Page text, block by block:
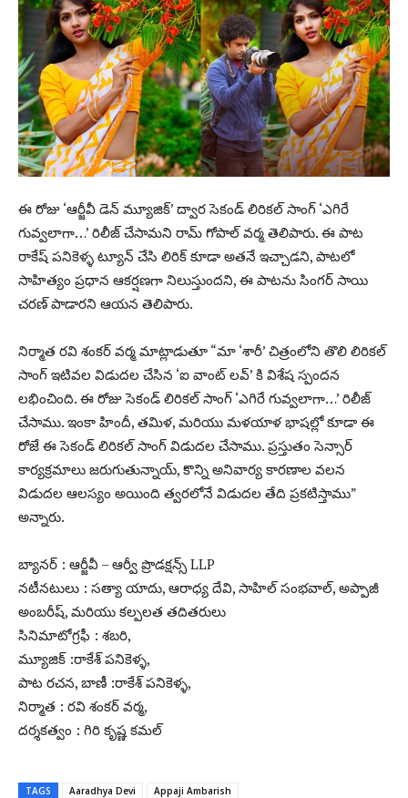
ఈ రోజు ‘ఆర్జీవీ డెన్ మ్యూజిక్’ ద్వార సెకండ్ లిరికల్ సాంగ్ ‘ఎగిరే
గువ్వలాగా…’ రిలీజ్ చేసామని రామ్ గోపాల్ వర్మ తెలిపారు. ఈ పాట
రాకేష్ పనికెళ్ళ ట్యూన్ చేసి లిరిక్ కూడా అతనే ఇచ్చాడని, పాటలో
సాహిత్యం ప్రధాన ఆకర్షణగా నిలుస్తుందని, ఈ పాటను సింగర్ సాయి
చరణ్ పాడారని ఆయన తెలిపారు.
నిర్మాత రవి శంకర్ వర్మ మాట్లాడుతూ “మా ‘శారీ’ చిత్రంలోని తొలి లిరికల్
సాంగ్ ఇటివల విడుదల చేసిన ‘ఐ వాంట్ లవ్’ కి విశేష స్పందన
లభించింది. ఈ రోజు సెకండ్ లిరికల్ సాంగ్ ‘ఎగిరే గువ్వలాగా…’ రిలీజ్
చేసాము. ఇంకా హిందీ, తమిళ, మరియు మళయాళ భాషల్లో కూడా ఈ
రోజే ఈ సెకండ్ లిరికల్ సాంగ్ విడుదల చేసాము. ప్రస్తుతం సెన్సార్
కార్యక్రమాలు జరుగుతున్నాయ్, కొన్ని అనివార్య కారణాల వలన
విడుదల ఆలస్యం అయింది త్వరలోనే విడుదల తేది ప్రకటిస్తాము”
అన్నారు.
బ్యానర్ : ఆర్జీవీ – ఆర్వీ ప్రొడక్షన్స్ LLP
నటీనటులు : సత్యా యాదు, ఆరాధ్య దేవి, సాహిల్ సంభవాల్, అప్పాజీ
అంబరీష్, మరియు కల్పలత తదితరులు
సినిమాటోగ్రఫీ : శబరి,
మ్యూజిక్ :రాకేశ్ పనికెళ్ళ,
పాట రచన, బాణీ :రాకేశ్ పనికెళ్ళ,
నిర్మాత : రవి శంకర్ వర్మ,
దర్శకత్వం : గిరి కృష్ణ కమల్
TAGS Aaradhya Devi
Appaji Ambarish